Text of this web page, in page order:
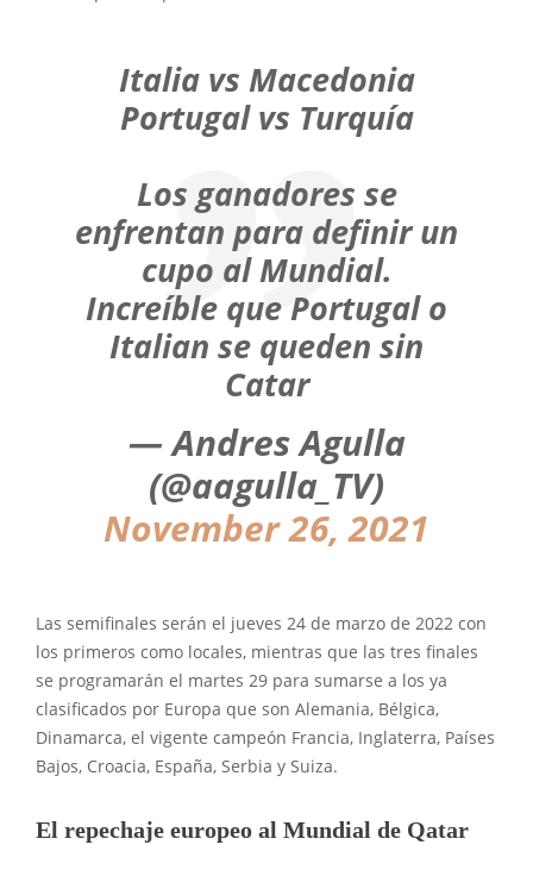
Italia vs Macedonia
Portugal vs Turquía
Los ganadores se
enfrentan para definir un
cupo al Mundial.
Increíble que Portugal o
Italian se queden sin
Catar
— Andres Agulla
(@aagulla_TV)
November 26, 2021
Las semifinales serán el jueves 24 de marzo de 2022 con
los primeros como locales, mientras que las tres finales
se programarán el martes 29 para sumarse a los ya
clasificados por Europa que son Alemania, Bélgica,
Dinamarca, el vigente campeón Francia, Inglaterra, Países
Bajos, Croacia, España, Serbia y Suiza.
El repechaje europeo al Mundial de Qatar